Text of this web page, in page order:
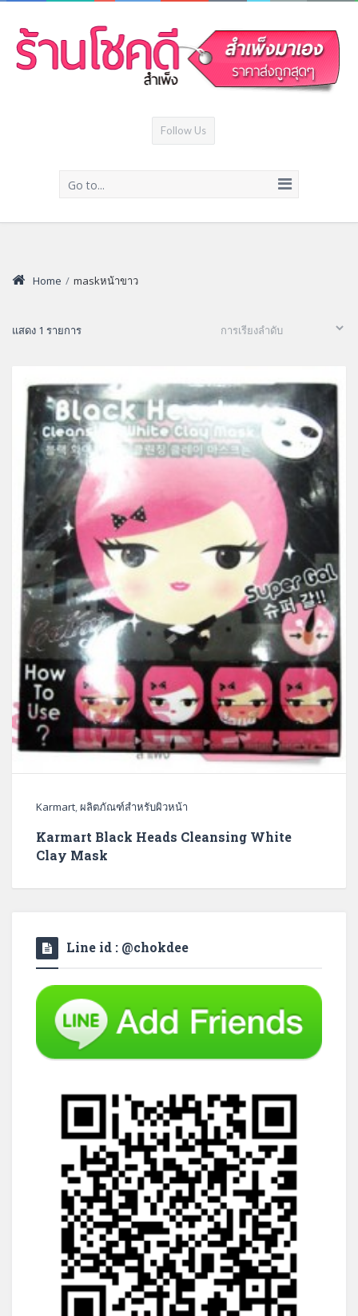
Follow Us
Go to...
Home / maskหน้าขาว
แสดง 1 รายการ
Karmart,ผลิตภัณฑ์สำหรับผิวหน้า
Karmart Black Heads Cleansing White
Clay Mask
Line id : @chokdee